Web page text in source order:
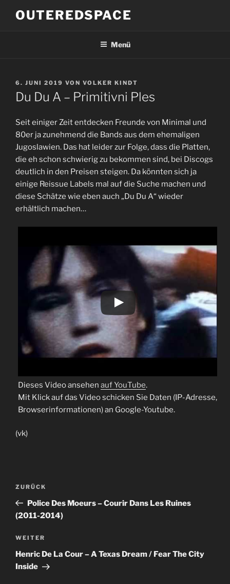
InhaltOUTEREDSPACE
Menü
VERÖFFENTLICHT
AM
6. JUNI 2019 VON VOLKER KINDT
Du Du A – Primitivni Ples
Seit einiger Zeit entdecken Freunde von Minimal und
80er ja zunehmend die Bands aus dem ehemaligen
Jugoslawien. Das hat leider zur Folge, dass die Platten,
die eh schon schwierig zu bekommen sind, bei Discogs
deutlich in den Preisen steigen. Da könnten sich ja
einige Reissue Labels mal auf die Suche machen und
diese Schätze wie eben auch „Du Du A“ wieder
erhältlich machen…
Dieses Video ansehen auf YouTube.
Mit Klick auf das Video schicken Sie Daten (IP-Adresse,
Browserinformationen) an Google-Youtube.
(vk)
Beitragsnavigation
Vorheriger
Beitrag
ZURÜCK
Police Des Moeurs – Courir Dans Les Ruines
(2011-2014)
Nächster
Beitrag
WEITER
Henric De La Cour – A Texas Dream / Fear The City
Inside